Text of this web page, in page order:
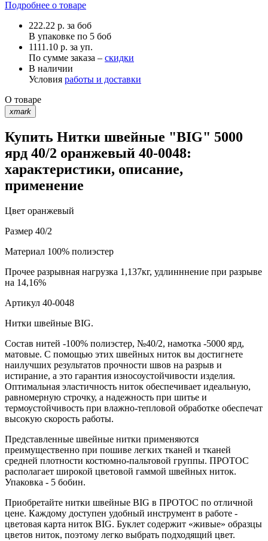
Подробнее о товаре
222.22 р. за боб
В упаковке по 5 боб
1111.10 р. за уп.
По сумме заказа – скидки
В наличии
Условия работы и доставки
О товаре
xmark
Купить Нитки швейные "BIG" 5000
ярд 40/2 оранжевый 40-0048:
характеристики, описание,
применение
Цвет оранжевый
Размер 40/2
Материал 100% полиэстер
Прочее разрывная нагрузка 1,137кг, удлинннение при разрыве
на 14,16%
Артикул 40-0048
Нитки швейные BIG.
Состав нитей -100% полиэстер, №40/2, намотка -5000 ярд,
матовые. С помощью этих швейных ниток вы достигнете
наилучших результатов прочности швов на разрыв и
истирание, а это гарантия износоустойчивости изделия.
Оптимальная эластичность ниток обеспечивает идеальную,
равномерную строчку, а надежность при шитье и
термоустойчивость при влажно-тепловой обработке обеспечат
высокую скорость работы.
Представленные швейные нитки применяются
преимущественно при пошиве легких тканей и тканей
средней плотности костюмно-пальтовой группы. ПРОТОС
располагает широкой цветовой гаммой швейных ниток.
Упаковка - 5 бобин.
Приобретайте нитки швейные BIG в ПРОТОС по отличной
цене. Каждому доступен удобный инструмент в работе -
цветовая карта ниток BIG. Буклет содержит «живые» образцы
цветов ниток, поэтому легко выбрать подходящий цвет.